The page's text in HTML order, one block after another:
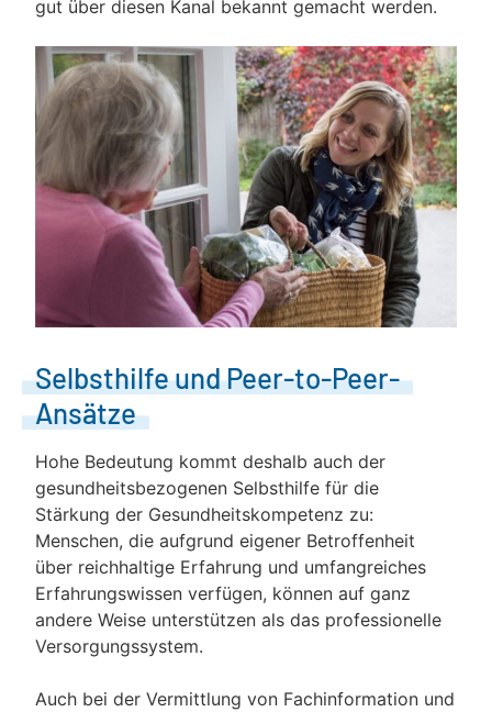
gut über diesen Kanal bekannt gemacht werden.
Selbsthilfe und Peer-to-Peer-
Ansätze
Hohe Bedeutung kommt deshalb auch der
gesundheitsbezogenen Selbsthilfe für die
Stärkung der Gesundheitskompetenz zu:
Menschen, die aufgrund eigener Betroffenheit
über reichhaltige Erfahrung und umfangreiches
Erfahrungswissen verfügen, können auf ganz
andere Weise unterstützen als das professionelle
Versorgungssystem.
Auch bei der Vermittlung von Fachinformation und